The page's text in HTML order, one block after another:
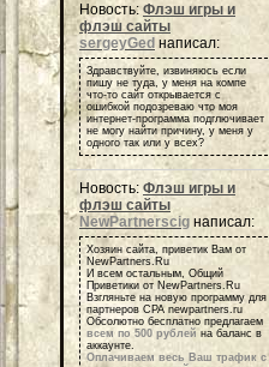
Новость: Флэш игры и
флэш сайты
sergeyGed написал:
Здравствуйте, извиняюсь если
пишу не туда, у меня на компе
что-то сайт открывается с
ошибкой подозреваю что моя
интернет-программа подглючивает
не могу найти причину, у меня у
одного так или у всех?
Новость: Флэш игры и
флэш сайты
NewPartnerscig написал:
Хозяин сайта, приветик Вам от
NewPartners.Ru
И всем остальным, Общий
Приветики от NewPartners.Ru
Взгляньте на новую программу для
партнеров СРА newpartners.ru
Обсолютно бесплатно предлагаем
всем по 500 рублей на баланс в
аккаунте.
Оплачиваем весь Ваш трафик с